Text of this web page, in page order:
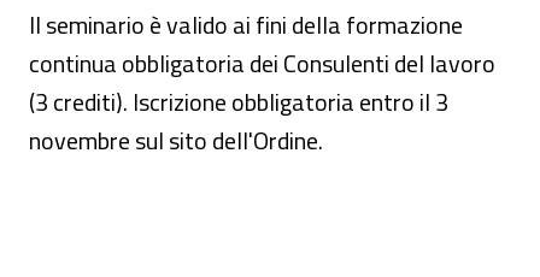
Il seminario è valido ai fini della formazione
continua obbligatoria dei Consulenti del lavoro
(3 crediti). Iscrizione obbligatoria entro il 3
novembre sul sito dell'Ordine.